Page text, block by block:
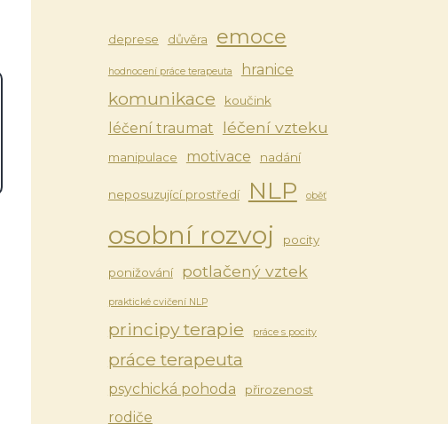
deprese důvěra emoce
hodnocení práce terapeuta hranice
komunikace koučink
léčení traumat léčení vzteku
manipulace motivace nadání
neposuzující prostředí NLP oběť
osobní rozvoj pocity
ponižování potlačený vztek
praktické cvičení NLP
principy terapie práce s pocity
práce terapeuta
psychická pohoda přirozenost
rodiče